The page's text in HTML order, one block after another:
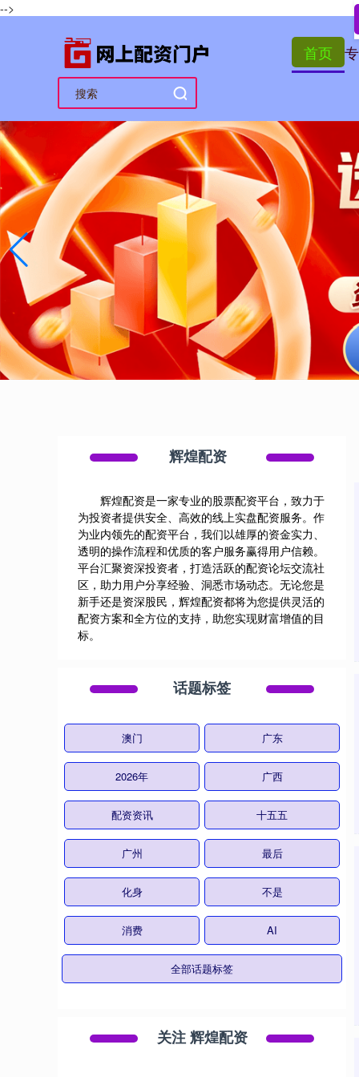
-->
首页
辉煌配资
辉煌配资是一家专业的股票配资平台，致力于
为投资者提供安全、高效的线上实盘配资服务。作
为业内领先的配资平台，我们以雄厚的资金实力、
透明的操作流程和优质的客户服务赢得用户信赖。
平台汇聚资深投资者，打造活跃的配资论坛交流社
区，助力用户分享经验、洞悉市场动态。无论您是
新手还是资深股民，辉煌配资都将为您提供灵活的
配资方案和全方位的支持，助您实现财富增值的目
标。
话题标签
澳门 广东
2026年 广西
配资资讯 十五五
广州 最后
化身 不是
消费 AI
全部话题标签
关注 辉煌配资